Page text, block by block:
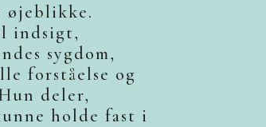
øjeblikke.
indsigt,
sygdom,
forståelse og
deler,
holde fast i